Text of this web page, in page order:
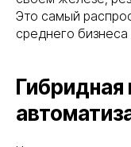
Это самый
среднего бизнеса
Гибридная